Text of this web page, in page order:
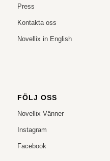
Press
Kontakta oss
Novellix in English
FÖLJ OSS
Novellix Vänner
Instagram
Facebook